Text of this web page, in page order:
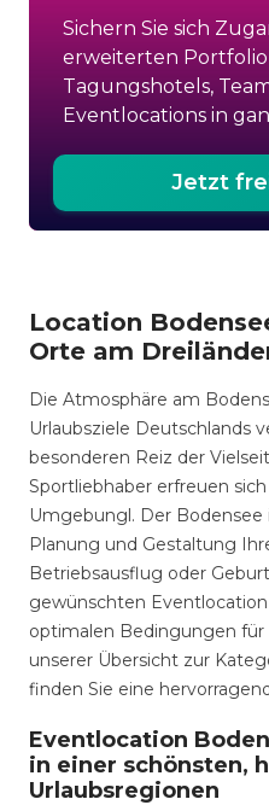
Sichern Sie sich
erweiterten
Tagungshotels,
Eventlocations in
Jetzt
Location
Orte am
Die Atmosphäre am
Urlaubsziele Deutschlands
besonderen Reiz der
Sportliebhaber erfreuen
Umgebungl. Der Bodensee
Planung und Gestaltung
Betriebsausflug oder
gewünschten
optimalen Bedingungen
unserer Übersicht zur
finden Sie eine
Eventlocation
in einer schönsten,
Urlaubsregionen